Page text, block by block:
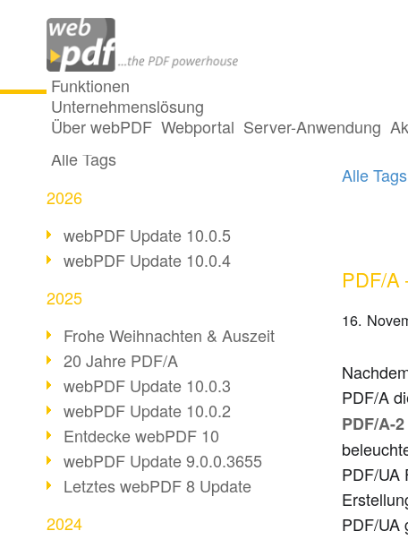
Funktionen
Unternehmenslösung
Über webPDF Webportal Server-Anwendung
Alle Beiträge
Alle Tags
2026
webPDF Update 10.0.5
webPDF Update 10.0.4
2025
Frohe Weihnachten & Auszeit
20 Jahre PDF/A
webPDF Update 10.0.3
webPDF Update 10.0.2
Entdecke webPDF 10
webPDF Update 9.0.0.3655
Letztes webPDF 8 Update
2024
13
Alle
PDF/A
16.
PDF/A
PDF/A-2
PDF/UA
PDF/UA